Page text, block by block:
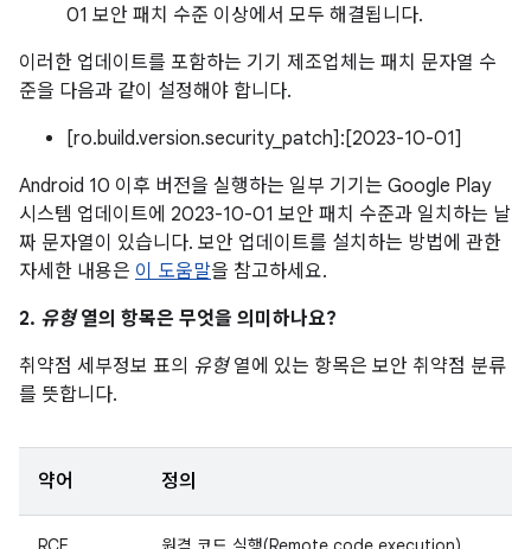
01 보안 패치 수준 이상에서 모두 해결됩니다.
이러한 업데이트를 포함하는 기기 제조업체는 패치 문자열 수
준을 다음과 같이 설정해야 합니다.
[ro.build.version.security_patch]:[2023-10-01]
Android 10 이후 버전을 실행하는 일부 기기는 Google Play
시스템 업데이트에 2023-10-01 보안 패치 수준과 일치하는 날
짜 문자열이 있습니다. 보안 업데이트를 설치하는 방법에 관한
자세한 내용은 이 도움말을 참고하세요.
2. 유형열의 항목은 무엇을 의미하나요?
취약점 세부정보 표의 유형열에 있는 항목은 보안 취약점 분류
를 뜻합니다.
약어 정의